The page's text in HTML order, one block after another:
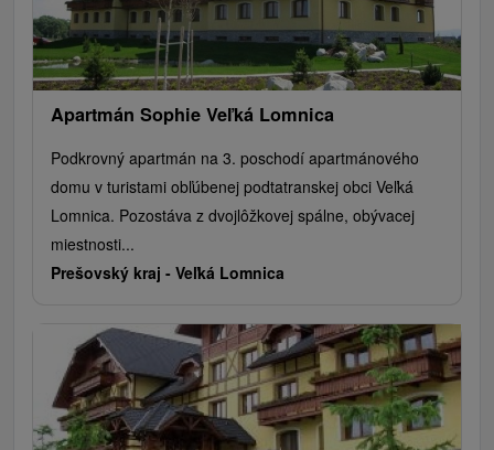
Apartmán Sophie Veľká Lomnica
Podkrovný apartmán na 3. poschodí apartmánového
domu v turistami obľúbenej podtatranskej obci Veľká
Lomnica. Pozostáva z dvojlôžkovej spálne, obývacej
miestnosti...
Prešovský kraj - Veľká Lomnica